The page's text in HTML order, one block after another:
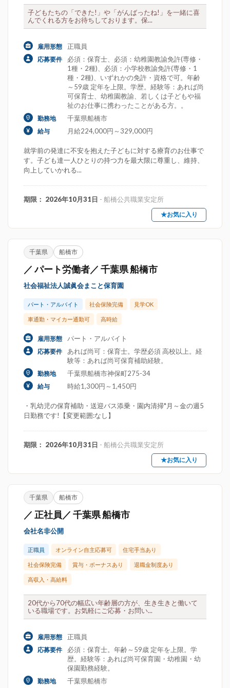
子どもたちの「できた!」や「がんばったね!」を一緒に喜
んでくれる方をお待ちしております。保...
雇用形態 正職員
応募要件
必須：保育士、必須：幼稚園教諭免許(専修・
1種・2種)、必須：小学校教諭免許(専修・1
種・2種)、いずれかの免許・資格で可。年齢
～59歳 定年を上限。学歴。経験等：あれば尚
可保育士、幼稚園教諭、若しくは子どもや福
祉のお仕事に携わったことがある方。。
勤務地 千葉県船橋市
給与 月給224,000円～329,000円
就学前の発達に不安を抱えた子どもに対する療育のお仕事で
す。子ども達一人ひとりの持つ力を最大限に尊重し、維持、
向上していかれる...
期限： 2026年10月31日 - 船橋公共職業安定所
★お気に入り
千葉県 船橋市
／ パート労働者／ 千葉県 船橋市
社会福祉法人誠眞会まこと保育園
パート・アルバイト 社会保険完備 見学OK
車通勤・マイカー通勤可 高時給
雇用形態 パート・アルバイト
応募要件
あれば尚可：保育士。学歴必須 高校以上。経
験等：あれば尚可保育補助経験。
勤務地 千葉県船橋市神保町275-34
給与 時給1,300円～1,450円
・乳幼児の保育補助・送迎バス添乗・園内清掃*月～金の週5
日勤務です!【変更範囲:なし】
期限： 2026年10月31日 - 船橋公共職業安定所
★お気に入り
千葉県 船橋市
／ 正社員／ 千葉県 船橋市
会社名非公開
正職員 オンライン自主応募可 住宅手当あり
社会保険完備 賞与・ボーナスあり 退職金制度あり
高収入・高給料
20代から70代の幅広い年齢層の方が、生き生きと働いて
いる職場です。お気軽にご応募・お問い...
雇用形態 正職員
応募要件
必須：保育士。年齢～59歳 定年を上限。学
歴。経験等：あれば尚可保育園・幼稚園・幼
保園勤務経験。
勤務地 千葉県船橋市